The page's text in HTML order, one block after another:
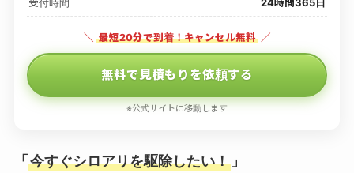
＼ 最短20分で到着！キャンセル無料 ／
無料で見積もりを依頼する
※公式サイトに移動します
「 今すぐシロアリを駆除したい！」